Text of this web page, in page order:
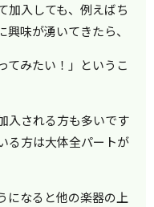
加入しても、例えばち
味が湧いてきたら、
てみたい！」というこ
入される方も多いです
る方は大体全パートが
になると他の楽器の上